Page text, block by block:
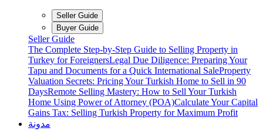
Seller Guide
Buyer Guide
Seller Guide
The Complete Step-by-Step Guide to Selling Property in
Turkey for ForeignersLegal Due Diligence: Preparing Your
Tapu and Documents for a Quick International SaleProperty
Valuation Secrets: Pricing Your Turkish Home to Sell in 90
DaysRemote Selling Mastery: How to Sell Your Turkish
Home Using Power of Attorney (POA)Calculate Your Capital
Gains Tax: Selling Turkish Property for Maximum Profit
مدونة